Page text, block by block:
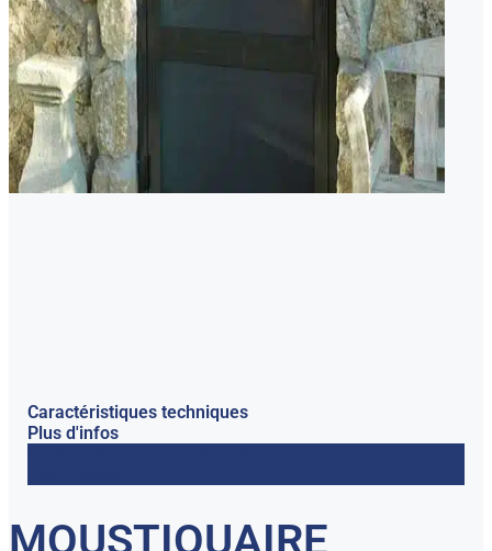
Caractéristiques techniques
Plus d'infos
MOUSTIQUAIRE